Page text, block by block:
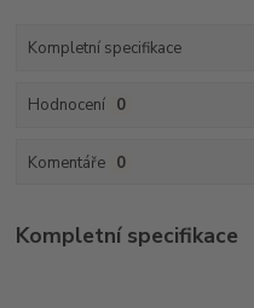
Kompletní specifikace
Hodnocení 0
Komentáře 0
Kompletní specifikace